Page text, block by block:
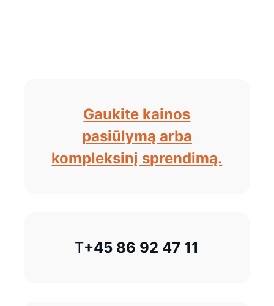
Gaukite kainos
pasiūlymą arba
kompleksinį sprendimą.
T+45 86 92 47 11